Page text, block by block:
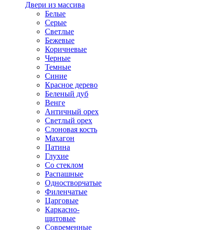
Двери из массива
Белые
Серые
Светлые
Бежевые
Коричневые
Черные
Темные
Синие
Красное дерево
Беленый дуб
Венге
Античный орех
Светлый орех
Слоновая кость
Махагон
Патина
Глухие
Со стеклом
Распашные
Одностворчатые
Филенчатые
Царговые
Каркасно-
щитовые
Современные